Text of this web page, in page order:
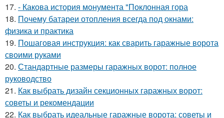
17. - Какова история монумента "Поклонная гора
18. Почему батареи отопления всегда под окнами:
физика и практика
19. Пошаговая инструкция: как сварить гаражные ворота
своими руками
20. Стандартные размеры гаражных ворот: полное
руководство
21. Как выбрать дизайн секционных гаражных ворот:
советы и рекомендации
22. Как выбрать идеальные гаражные ворота: советы и